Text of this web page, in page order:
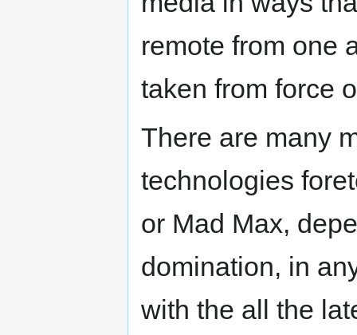
remote from one
taken from force
There are many
technologies
or Mad Max,
domination, in
with the all the